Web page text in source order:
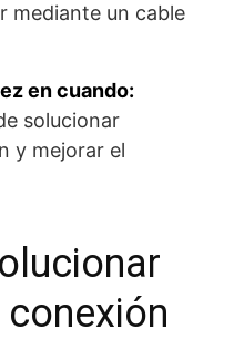
mediante un cable
en cuando:
solucionar
y mejorar el